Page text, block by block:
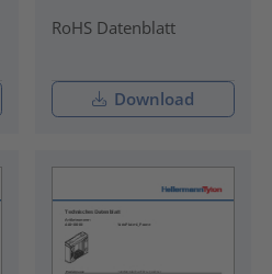
RoHS Datenblatt
Download